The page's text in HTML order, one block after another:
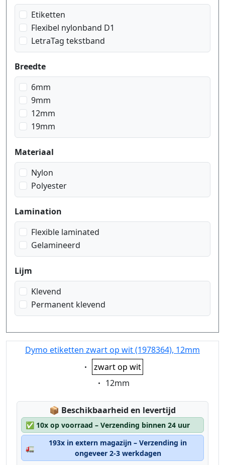
zwart op groen
zwart op oranje
zwart op rood
zwart op transparant
Etiketten
Flexibel nylonband D1
LetraTag tekstband
Breedte
6mm
9mm
12mm
19mm
Materiaal
Nylon
Polyester
Lamination
Flexible laminated
Gelamineerd
Lijm
Klevend
Permanent klevend
Dymo etiketten zwart op wit (1978364), 12mm
Eigenschaft:
zwart op wit
Eigenschaft:
12mm
📦 Lagerstatus:
Beschikbaarheid en levertijd
✅ 10x op voorraad – Verzending binnen 24 uur
🚛
193x in extern magazijn – Verzending in
ongeveer 2-3 werkdagen